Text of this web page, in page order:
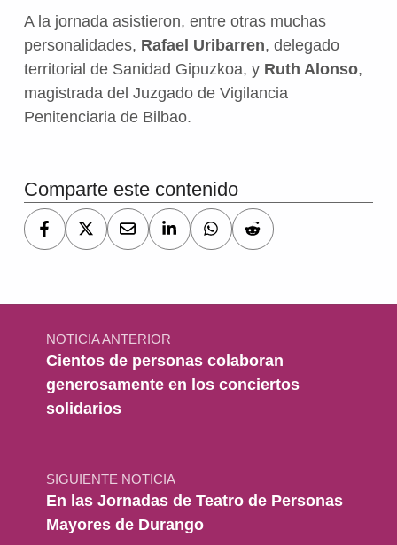
A la jornada asistieron, entre otras muchas
personalidades, Rafael Uribarren, delegado
territorial de Sanidad Gipuzkoa, y Ruth Alonso,
magistrada del Juzgado de Vigilancia
Penitenciaria de Bilbao.
Comparte este contenido
Navegación de entradas
NOTICIA ANTERIOR
Cientos de personas colaboran
generosamente en los conciertos
solidarios
SIGUIENTE NOTICIA
En las Jornadas de Teatro de Personas
Mayores de Durango